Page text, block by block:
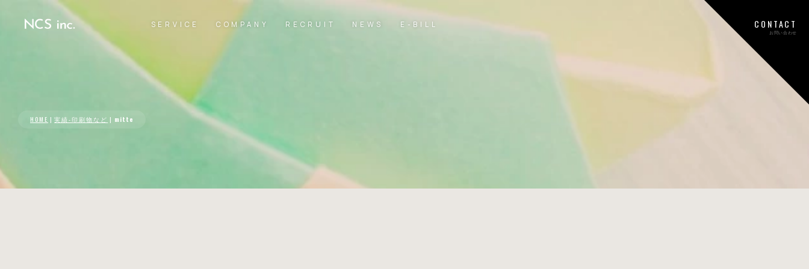
SERVICE COMPANY RECRUIT NEWS E-BILL
HOME |実績-印刷物など | mitte
CONTACT
お問い合わせ